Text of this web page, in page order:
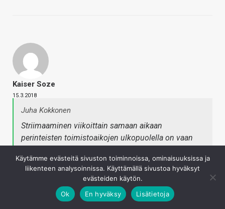
Kaiser Soze
15.3.2018
Juha Kokkonen
Striimaaminen viikoittain samaan aikaan
perinteisten toimistoaikojen ulkopuolella on vaan
muiden menojen takia. Yksittäisten striimien
tekemisessä tuo ei olisi ongelma, mutta tätä
konseptia olisi ajatus jatkaa viikottain samaan
aikaan, jolloin sen on käytännössä tapahduttava
Käytämme evästeitä sivuston toiminnoissa, ominaisuuksissa ja
liikenteen analysoinnissa. Käyttämällä sivustoa hyväksyt
evästeiden käytön.
Ok
En hyväksy Lisätietoja